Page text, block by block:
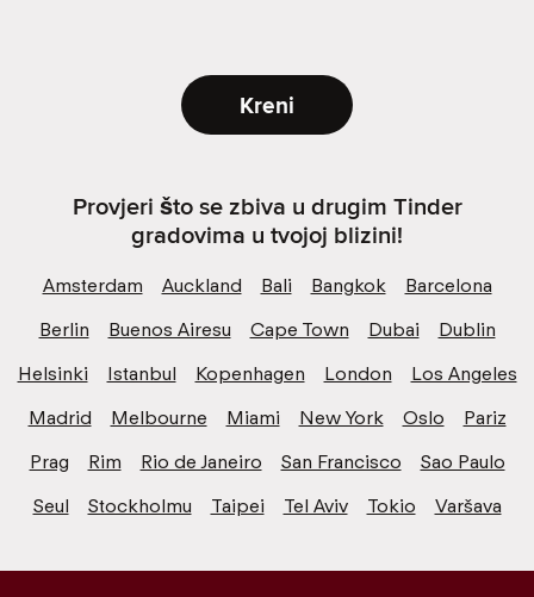
Kreni
Provjeri što se zbiva u drugim Tinder
gradovima u tvojoj blizini!
Amsterdam Auckland Bali Bangkok
Barcelona
Berlin
Buenos Airesu Cape Town Dubai
Dublin
Helsinki
Istanbul Kopenhagen London
Los Angeles
Madrid
Melbourne Miami New York Oslo
Pariz
Prag
Rim Rio de Janeiro San Francisco
Sao Paulo
Seul
Stockholmu Taipei Tel Aviv Tokio Varšava